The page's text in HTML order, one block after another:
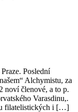
Poslední
Alchymistu, za
noví členové, a to p.
Varasdinu,.
filatelistických i […]